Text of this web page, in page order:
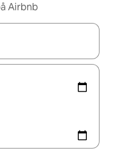
Airbnb
navigera med upp- och